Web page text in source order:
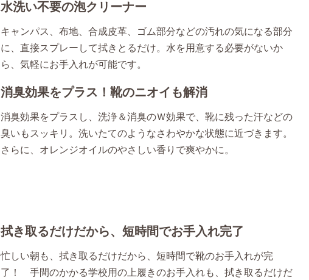
水洗い不要の泡クリーナー
キャンパス、布地、合成皮革、ゴム部分などの汚れの気になる部分
に、直接スプレーして拭きとるだけ。水を用意する必要がないか
ら、気軽にお手入れが可能です。
消臭効果をプラス！靴のニオイも解消
消臭効果をプラスし、洗浄＆消臭のＷ効果で、靴に残った汗などの
臭いもスッキリ。洗いたてのようなさわやかな状態に近づきます。
さらに、オレンジオイルのやさしい香りで爽やかに。
拭き取るだけだから、短時間でお手入れ完了
忙しい朝も、拭き取るだけだから、短時間で靴のお手入れが完
了！ 手間のかかる学校用の上履きのお手入れも、拭き取るだけだ